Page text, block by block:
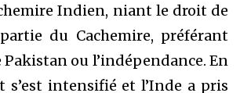
Indien, niant le droit de
du Cachemire, préférant
Pakistan ou l’indépendance. En
s’est intensifié et l’Inde a pris